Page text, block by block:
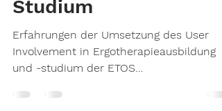
Ausbildung und
Studium
Erfahrungen der Umsetzung des User
und -studium der ETOS